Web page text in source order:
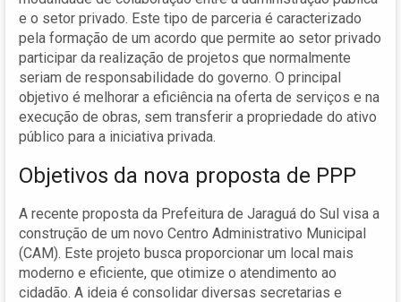
e o setor privado. Este tipo de parceria é caracterizado
pela formação de um acordo que permite ao setor privado
participar da realização de projetos que normalmente
seriam de responsabilidade do governo. O principal
objetivo é melhorar a eficiência na oferta de serviços e na
execução de obras, sem transferir a propriedade do ativo
público para a iniciativa privada.
Objetivos da nova proposta de PPP
A recente proposta da Prefeitura de Jaraguá do Sul visa a
construção de um novo Centro Administrativo Municipal
(CAM). Este projeto busca proporcionar um local mais
moderno e eficiente, que otimize o atendimento ao
cidadão. A ideia é consolidar diversas secretarias e